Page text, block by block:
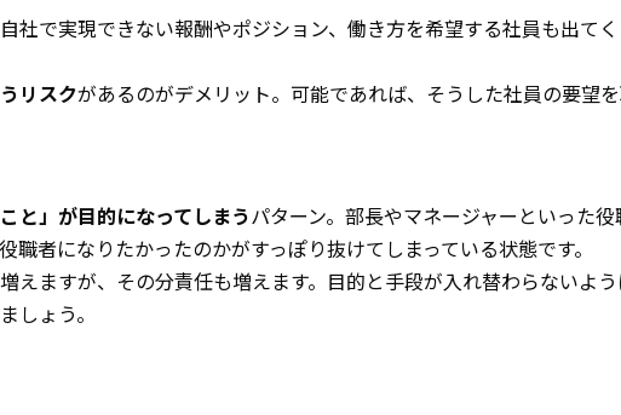
社で実現できない報酬やポジション、働き方を希望する社員も出て
リスクがあるのがデメリット。可能であれば、そうした社員の要望
こと」が目的になってしまうパターン。部長やマネージャーといった
職者になりたかったのかがすっぽり抜けてしまっている状態です。
えますが、その分責任も増えます。目的と手段が入れ替わらないよ
しょう。